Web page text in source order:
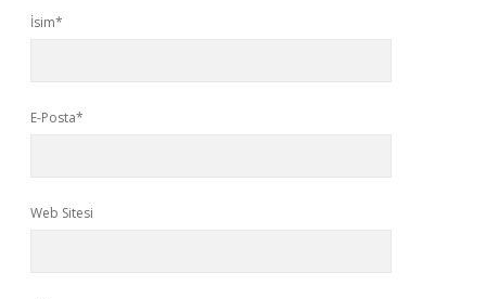
İsim*
E-Posta*
Web Sitesi